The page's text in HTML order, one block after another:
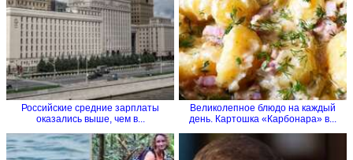
Российские средние зарплаты
оказались выше, чем в...
Великолепное блюдо на каждый
день. Картошка «Карбонара» в...